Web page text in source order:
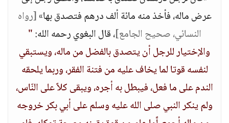
عرض ماله، فأخذ منه مائة ألف درهم فتصدق بها»[رواه
النسائي، صحيح الجامع]، قال البغوي رحمه الله:"
والإختيار للرجل أن يتصدق بالفضل من ماله، ويستبقي
لنفسه قوتا لما يخاف عليه من فتنة الفقر، وربما يلحقه
الندم على ما فعل، فيبطل به أجره، ويبقى كلاً على النّاس،
ولم ينكر النبي صلى الله عليه وسلم على أبي بكر خروجه